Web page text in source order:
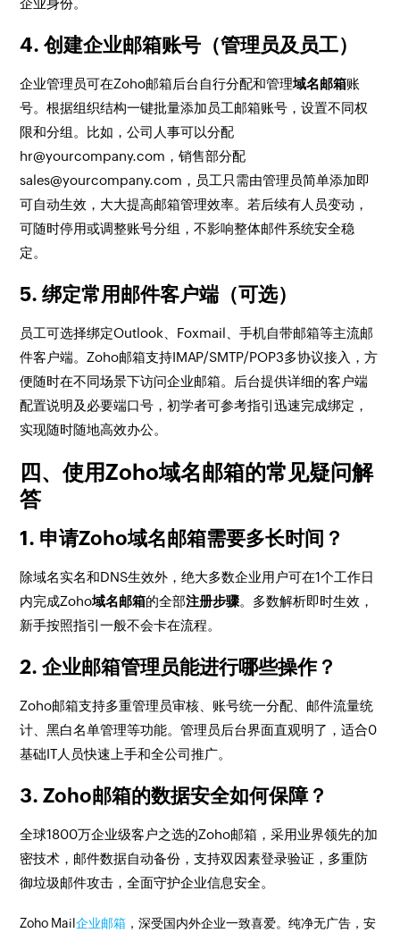
企业身份。
4. 创建企业邮箱账号（管理员及员工）
企业管理员可在Zoho邮箱后台自行分配和管理域名邮箱账
号。根据组织结构一键批量添加员工邮箱账号，设置不同权
限和分组。比如，公司人事可以分配
hr@yourcompany.com，销售部分配
sales@yourcompany.com，员工只需由管理员简单添加即
可自动生效，大大提高邮箱管理效率。若后续有人员变动，
可随时停用或调整账号分组，不影响整体邮件系统安全稳
定。
5. 绑定常用邮件客户端（可选）
员工可选择绑定Outlook、Foxmail、手机自带邮箱等主流邮
件客户端。Zoho邮箱支持IMAP/SMTP/POP3多协议接入，方
便随时在不同场景下访问企业邮箱。后台提供详细的客户端
配置说明及必要端口号，初学者可参考指引迅速完成绑定，
实现随时随地高效办公。
四、使用Zoho域名邮箱的常见疑问解
答
1. 申请Zoho域名邮箱需要多长时间？
除域名实名和DNS生效外，绝大多数企业用户可在1个工作日
内完成Zoho域名邮箱的全部注册步骤。多数解析即时生效，
新手按照指引一般不会卡在流程。
2. 企业邮箱管理员能进行哪些操作？
Zoho邮箱支持多重管理员审核、账号统一分配、邮件流量统
计、黑白名单管理等功能。管理员后台界面直观明了，适合0
基础IT人员快速上手和全公司推广。
3. Zoho邮箱的数据安全如何保障？
全球1800万企业级客户之选的Zoho邮箱，采用业界领先的加
密技术，邮件数据自动备份，支持双因素登录验证，多重防
御垃圾邮件攻击，全面守护企业信息安全。
Zoho Mail企业邮箱 ，深受国内外企业一致喜爱。纯净无广告，安